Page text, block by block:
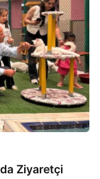
Ziyaretçi